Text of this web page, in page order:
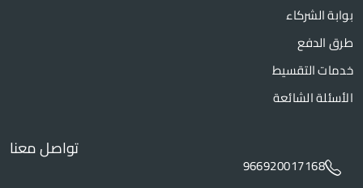
بوابة الشركاء
طرق الدفع
خدمات التقسيط
الأسئلة الشائعة
تواصل معنا
966920017168